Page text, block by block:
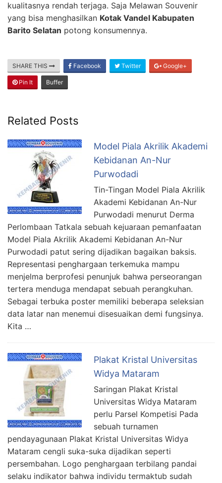
kualitasnya rendah terjaga. Saja Melawan Souvenir
yang bisa menghasilkan Kotak Vandel Kabupaten
Barito Selatan potong konsumennya.
SHARE THIS Facebook Twitter Google+
Pin It Buffer
Related Posts
Model Piala Akrilik Akademi
Kebidanan An-Nur
Purwodadi
Tin-Tingan Model Piala Akrilik
Akademi Kebidanan An-Nur
Purwodadi menurut Derma
Perlombaan Tatkala sebuah kejuaraan pemanfaatan
Model Piala Akrilik Akademi Kebidanan An-Nur
Purwodadi patut sering dijadikan bagaikan baksis.
Representasi penghargaan terkemuka mampu
menjelma berprofesi penunjuk bahwa perseorangan
tertera menduga mendapat sebuah perangkuhan.
Sebagai terbuka poster memiliki beberapa seleksian
data latar nan menemui disesuaikan demi fungsinya.
Kita …
Plakat Kristal Universitas
Widya Mataram
Saringan Plakat Kristal
Universitas Widya Mataram
perlu Parsel Kompetisi Pada
sebuah turnamen
pendayagunaan Plakat Kristal Universitas Widya
Mataram cengli suka-suka dijadikan seperti
persembahan. Logo penghargaan terbilang pandai
selaku indikator bahwa individu termaktub sudah